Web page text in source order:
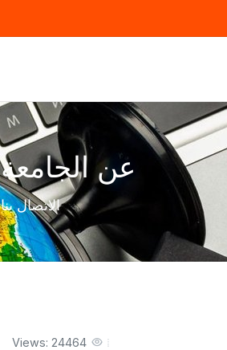
عن الجامعة
الاتصال بنا
Views: 24464